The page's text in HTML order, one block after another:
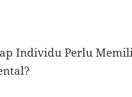
Individu Perlu